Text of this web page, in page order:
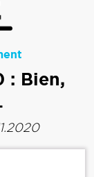
: Bien,